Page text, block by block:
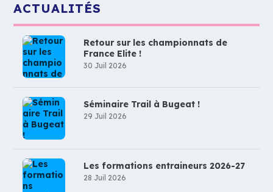
ACTUALITÉS
Retour sur les championnats de
France Elite !
30 Juil 2026
Séminaire Trail à Bugeat !
29 Juil 2026
Les formations entraineurs 2026-27
28 Juil 2026